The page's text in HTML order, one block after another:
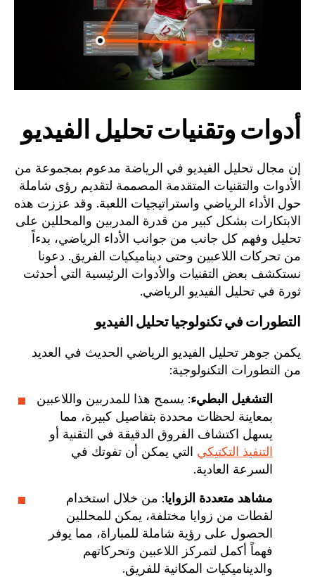
أدوات وتقنيات تحليل الفيديو
إن مجال تحليل الفيديو في الرياضة مدعوم بمجموعة من
الأدوات والتقنيات المتقدمة المصممة لتقديم رؤى شاملة
حول الأداء الرياضي واستراتيجيات اللعبة. وقد عززت هذه
الابتكارات بشكل كبير من قدرة المدربين والمحللين على
تحليل وفهم كل جانب من جوانب الأداء الرياضي، بدءاً
من تحركات اللاعبين وحتى ديناميكيات الفريق. دعونا
نستكشف بعض التقنيات والأدوات الرئيسية التي أحدثت
ثورة في تحليل الفيديو الرياضي.
التطورات في تكنولوجيا تحليل الفيديو
يكمن جوهر تحليل الفيديو الرياضي الحديث في العديد
من التطورات التكنولوجية:
التشغيل البطيء: يسمح هذا للمدربين واللاعبين
بمعاينة لحظات محددة بتفاصيل كبيرة، مما
يسهل اكتشاف الفروق الدقيقة في التقنية أو
التنفيذ التكتيكي التي يمكن أن تفوتك في
السرعة العادية.
مشاهد متعددة الزوايا: من خلال استخدام
لقطات من زوايا مختلفة، يمكن للمحللين
الحصول على رؤية شاملة للمباراة، مما يوفر
فهماً أكمل لتمركز اللاعبين وتحركاتهم
والديناميكيات المكانية للفريق.